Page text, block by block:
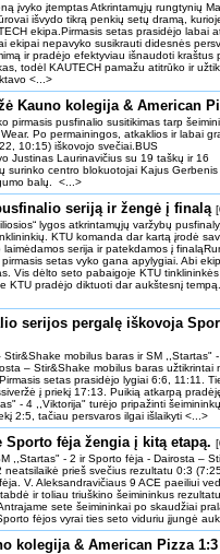
įvyko įtemptas Atkrintamųjų rungtynių
išvydo tikrą penkių setų dramą,
ekipa.Pirmasis setas prasidėjo labai
ekipai nepavyko susikrauti didesnės
ir pradėjo efektyviau išnaudoti kraštus
todėl KAUTECH pamažu atitrūko ir
<...>
Kauno kolegija & American
pirmasis pusfinalio susitikimas tarp
Po permainingos, atkaklios ir labai
10:15) iškovojo svečiai.BUS
Justinas Laurinavičius su 19 taškų ir 16
centro blokuotojai Kajus
balų. <...>
seriją ir žengė į finalą
lygos atkrintamųjų varžybų
KTU komanda dar kartą įrodė
serija ir patekdamos į
setas vyko gana apylygiai. Abi
Vis dėlto seto pabaigoje KTU
KTU pradėjo diktuoti dar aukštesnį
serijos pergalę iškovoja
mobilus baras ir SM ,,Startas"
‒ Stir&Shake mobilus baras užtikrintai
setas prasidėjo lygiai 6:6, 11:11.
į priekį 17:13. Puikią atkarpą
- 4 ,,Viktorija" turėjo pripažinti
2:5, tačiau persvaros ilgai išlaikyti <...>
fėja žengia į kitą etapą.
,,Startas" - 2 ir Sporto fėja - Dairosta ‒
prieš svečius rezultatu 0:3
V. Aleksandravičiaus 9 ACE paeiliui
ir toliau triuškino šeimininkus
sete šeimininkai po skaudžiai
fėjos vyrai ties seto viduriu įjungė
kolegija & American Pizza 1:3